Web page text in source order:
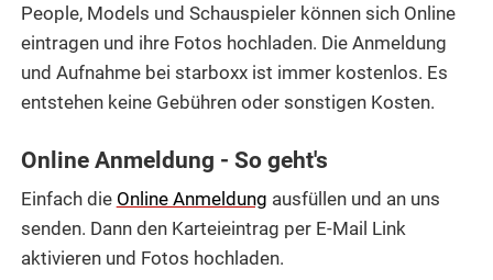
People, Models und Schauspieler können sich Online
eintragen und ihre Fotos hochladen. Die Anmeldung
und Aufnahme bei starboxx ist immer kostenlos. Es
entstehen keine Gebühren oder sonstigen Kosten.
Online Anmeldung - So geht's
Einfach die Online Anmeldung ausfüllen und an uns
senden. Dann den Karteieintrag per E-Mail Link
aktivieren und Fotos hochladen.